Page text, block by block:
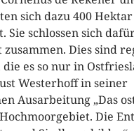
sich dazu 400 Hektar
Sie schlossen sich
zusammen. Dies sind
es so nur in
Westerhoff in seiner
Ausarbeitung „Das
Die